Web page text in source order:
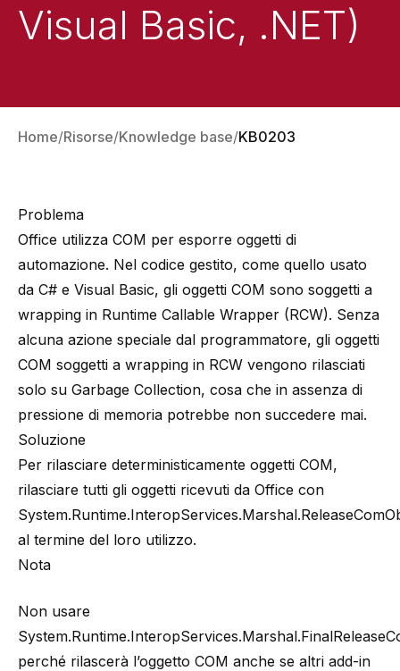
Visual Basic, .NET)
Home Risorse Knowledge base KB0203
Problema
Office utilizza COM per esporre oggetti di
automazione. Nel codice gestito, come quello usato
da C# e Visual Basic, gli oggetti COM sono soggetti a
wrapping in Runtime Callable Wrapper (RCW). Senza
alcuna azione speciale dal programmatore, gli oggetti
COM soggetti a wrapping in RCW vengono rilasciati
solo su Garbage Collection, cosa che in assenza di
pressione di memoria potrebbe non succedere mai.
Soluzione
Per rilasciare deterministicamente oggetti COM,
rilasciare tutti gli oggetti ricevuti da Office con
al termine del loro utilizzo.
Nota
Non usare
perché rilascerà l’oggetto COM anche se altri add-in